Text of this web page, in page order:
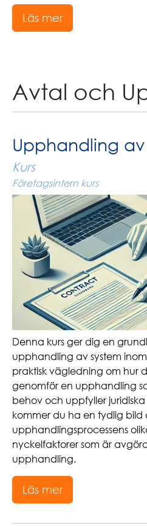
Läs mer
Avtal och
Upphandling av
Kurs
Företagsintern kurs
Denna kurs ger dig en
upphandling av system
praktisk vägledning om hur
genomför en upphandling
behov och uppfyller juridiska
kommer du ha en tydlig bild
upphandlingsprocessens
nyckelfaktorer som är
upphandling.
Läs mer